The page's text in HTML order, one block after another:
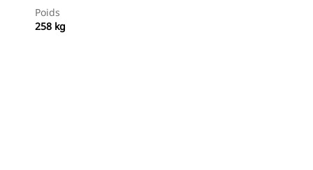
Poids
258 kg